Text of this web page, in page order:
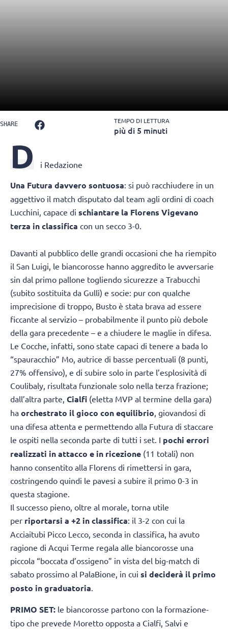
SHARE TEMPO DI LETTURA
più di 5 minuti
D i Redazione
Una Futura davvero sontuosa: si può racchiudere in un
aggettivo il match disputato dal team agli ordini di coach
Lucchini, capace di schiantare la Florens Vigevano
terza in classifica con un secco 3-0.
Davanti al pubblico delle grandi occasioni che ha riempito
il San Luigi, le biancorosse hanno aggredito le avversarie
sin dal primo pallone togliendo sicurezze a Trabucchi
(subito sostituita da Gullì) e socie: pur con qualche
imprecisione di troppo, Busto è stata brava ad essere
ficcante al servizio – probabilmente il punto più debole
della gara precedente – e a chiudere le maglie in difesa.
Le Cocche, infatti, sono state capaci di tenere a bada lo
“spauracchio” Mo, autrice di basse percentuali (8 punti,
27% offensivo), e di subire solo in parte l’esplosività di
Coulibaly, risultata funzionale solo nella terza frazione;
dall’altra parte, Cialfi (eletta MVP al termine della gara)
ha orchestrato il gioco con equilibrio, giovandosi di
una difesa attenta e permettendo alla Futura di staccare
le ospiti nella seconda parte di tutti i set. I pochi errori
realizzati in attacco e in ricezione (11 totali) non
hanno consentito alla Florens di rimettersi in gara,
costringendo quindi le pavesi a subire il primo 0-3 in
questa stagione.
Il successo pieno, oltre al morale, torna utile
per riportarsi a +2 in classifica: il 3-2 con cui la
Acciaitubi Picco Lecco, seconda in classifica, ha avuto
ragione di Acqui Terme regala alle biancorosse una
piccola “boccata d’ossigeno” in vista del big-match di
sabato prossimo al PalaBione, in cui si deciderà il primo
posto in graduatoria.
PRIMO SET: le biancorosse partono con la formazione-
tipo che prevede Moretto opposta a Cialfi, Salvi e